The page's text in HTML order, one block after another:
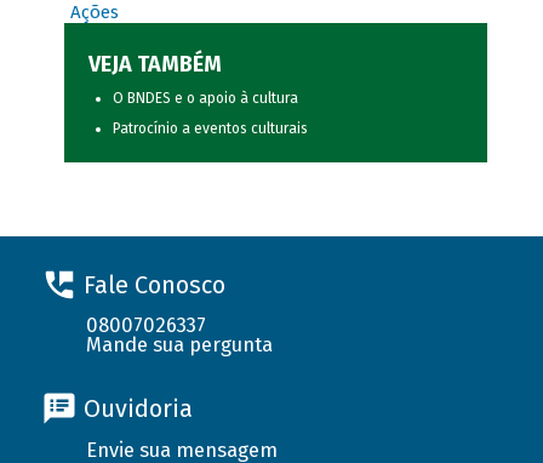
Ações
VEJA TAMBÉM
O BNDES e o apoio à cultura
Patrocínio a eventos culturais
Fale Conosco
08007026337
Mande sua pergunta
Ouvidoria
Envie sua mensagem